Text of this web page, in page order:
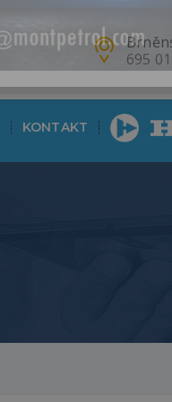
695
KONTAKT